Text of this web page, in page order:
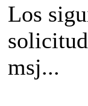
Los
msj...